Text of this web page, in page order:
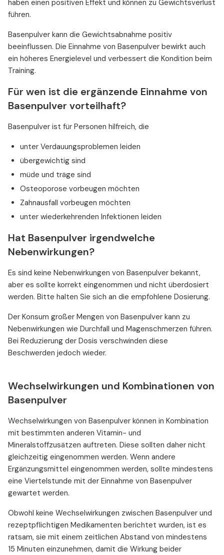
haben einen positiven Effekt und können zu Gewichtsverlust
führen.
Basenpulver kann die Gewichtsabnahme positiv
beeinflussen. Die Einnahme von Basenpulver bewirkt auch
ein höheres Energielevel und verbessert die Kondition beim
Training.
Für wen ist die ergänzende Einnahme von
Basenpulver vorteilhaft?
Basenpulver ist für Personen hilfreich, die
unter Verdauungsproblemen leiden
übergewichtig sind
müde und träge sind
Osteoporose vorbeugen möchten
Zahnausfall vorbeugen möchten
unter wiederkehrenden Infektionen leiden
Hat Basenpulver irgendwelche
Nebenwirkungen?
Es sind keine Nebenwirkungen von Basenpulver bekannt,
aber es sollte korrekt eingenommen und nicht überdosiert
werden. Bitte halten Sie sich an die empfohlene Dosierung.
Der Konsum großer Mengen von Basenpulver kann zu
Nebenwirkungen wie Durchfall und Magenschmerzen führen.
Bei Reduzierung der Dosis verschwinden diese
Beschwerden jedoch wieder.
Wechselwirkungen und Kombinationen von
Basenpulver
Wechselwirkungen von Basenpulver können in Kombination
mit bestimmten anderen Vitamin- und
Mineralstoffzusätzen auftreten. Diese sollten daher nicht
gleichzeitig eingenommen werden. Wenn andere
Ergänzungsmittel eingenommen werden, sollte mindestens
eine Viertelstunde mit der Einnahme von Basenpulver
gewartet werden.
Obwohl keine Wechselwirkungen zwischen Basenpulver und
rezeptpflichtigen Medikamenten berichtet wurden, ist es
ratsam, sie mit einem zeitlichen Abstand von mindestens
15 Minuten einzunehmen, damit die Wirkung beider